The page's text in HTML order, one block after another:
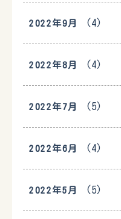
2022年9月 (4)
2022年8月 (4)
2022年7月 (5)
2022年6月 (4)
2022年5月 (5)